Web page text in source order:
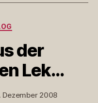
der
Lek…
Dezember 2008